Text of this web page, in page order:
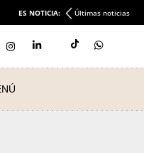
ES NOTICIA: Últimas noticias